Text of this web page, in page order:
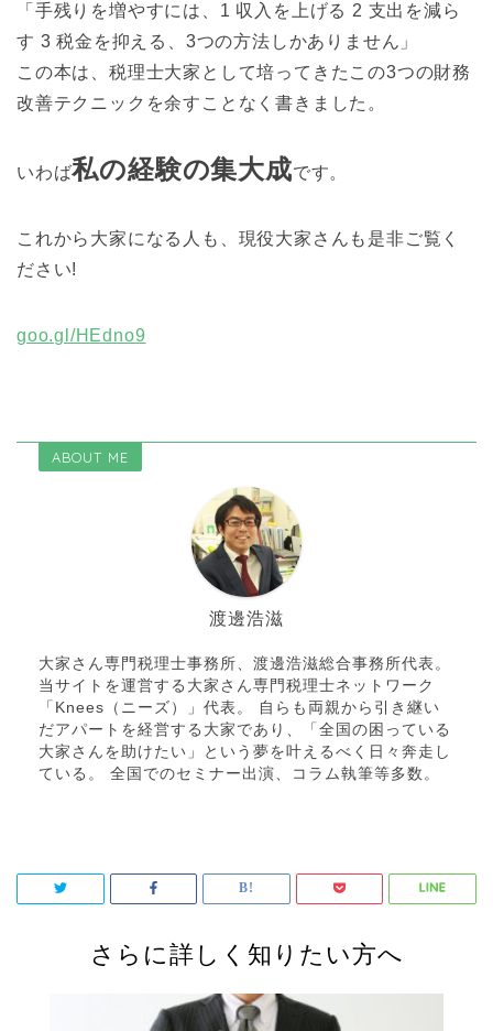
「手残りを増やすには、1 収入を上げる 2 支出を減ら
す 3 税金を抑える、3つの方法しかありません」
この本は、税理士大家として培ってきたこの3つの財務
改善テクニックを余すことなく書きました。
いわば私の経験の集大成です。
これから大家になる人も、現役大家さんも是非ご覧く
ださい!
goo.gl/HEdno9
ABOUT ME
渡邊浩滋
大家さん専門税理士事務所、渡邊浩滋総合事務所代表。
当サイトを運営する大家さん専門税理士ネットワーク
「Knees（ニーズ）」代表。 自らも両親から引き継い
だアパートを経営する大家であり、「全国の困っている
大家さんを助けたい」という夢を叶えるべく日々奔走し
ている。 全国でのセミナー出演、コラム執筆等多数。
さらに詳しく知りたい方へ